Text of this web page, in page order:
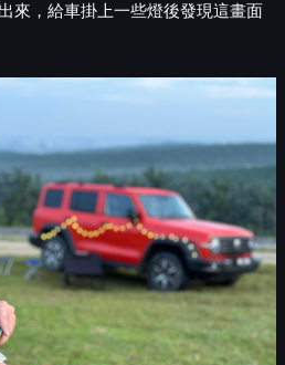
來，給車掛上一些燈後發現這畫面